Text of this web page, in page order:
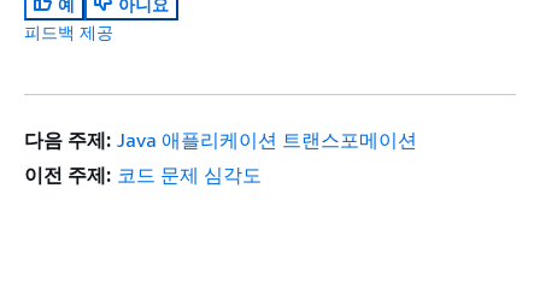
예
아니요
피드백 제공
다음 주제: Java 애플리케이션 트랜스포메이션
이전 주제: 코드 문제 심각도